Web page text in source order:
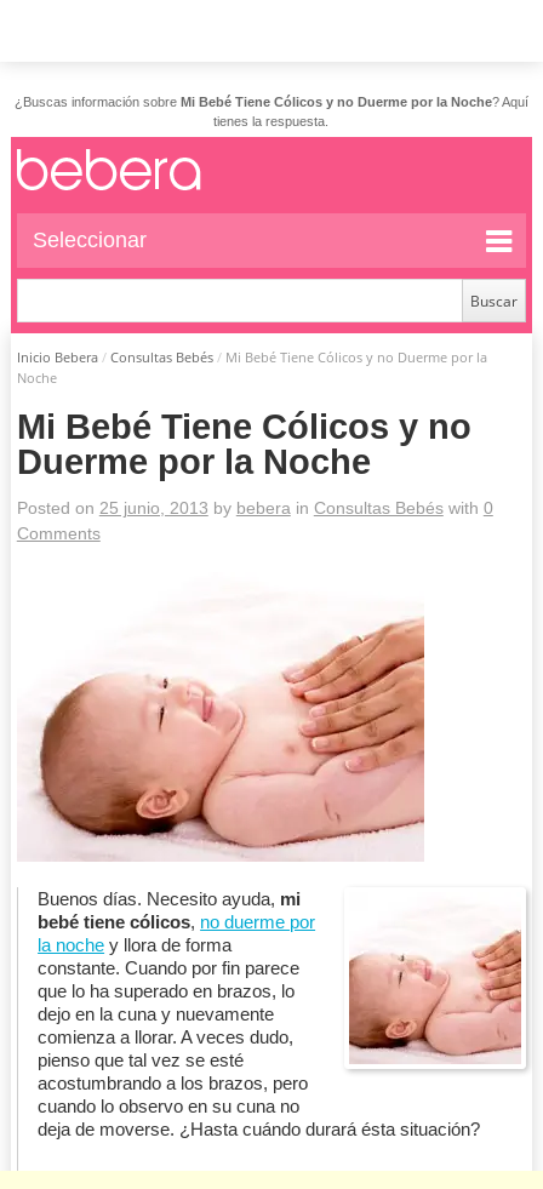
¿Buscas información sobre Mi Bebé Tiene Cólicos y no Duerme por la Noche? Aquí
tienes la respuesta.
Seleccionar
Inicio Bebera / Consultas Bebés / Mi Bebé Tiene Cólicos y no Duerme por la
Noche
Mi Bebé Tiene Cólicos y no
Duerme por la Noche
Posted on 25 junio, 2013 by bebera in Consultas Bebés with 0
Comments
Buenos días. Necesito ayuda, mi
bebé tiene cólicos, no duerme por
la noche y llora de forma
constante. Cuando por fin parece
que lo ha superado en brazos, lo
dejo en la cuna y nuevamente
comienza a llorar. A veces dudo,
pienso que tal vez se esté
acostumbrando a los brazos, pero
cuando lo observo en su cuna no
deja de moverse. ¿Hasta cuándo durará ésta situación?